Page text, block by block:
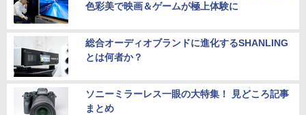
色彩美で映画＆ゲームが極上体験に
総合オーディオブランドに進化するSHANLING
とは何者か？
ソニーミラーレス一眼の大特集！ 見どころ記事
まとめ